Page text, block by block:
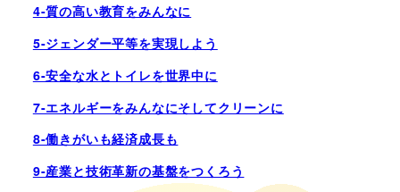
4-質の高い教育をみんなに
5-ジェンダー平等を実現しよう
6-安全な水とトイレを世界中に
7-エネルギーをみんなにそしてクリーンに
8-働きがいも経済成長も
9-産業と技術革新の基盤をつくろう